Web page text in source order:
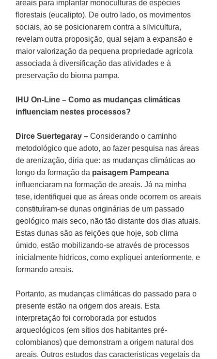
areais para implantar monoculturas de espécies
florestais (eucalipto). De outro lado, os movimentos
sociais, ao se posicionarem contra a silvicultura,
revelam outra proposição, qual sejam a expansão e
maior valorização da pequena propriedade agrícola
associada à diversificação das atividades e à
preservação do bioma pampa.
IHU On-Line – Como as mudanças climáticas
influenciam nestes processos?
Dirce Suertegaray – Considerando o caminho
metodológico que adoto, ao fazer pesquisa nas áreas
de arenização, diria que: as mudanças climáticas ao
longo da formação da paisagem Pampeana
influenciaram na formação de areais. Já na minha
tese, identifiquei que as áreas onde ocorrem os areais
constituíram-se dunas originárias de um passado
geológico mais seco, não tão distante dos dias atuais.
Estas dunas são as feições que hoje, sob clima
úmido, estão mobilizando-se através de processos
inicialmente hídricos, como expliquei anteriormente, e
formando areais.
Portanto, as mudanças climáticas do passado para o
presente estão na origem dos areais. Esta
interpretação foi corroborada por estudos
arqueológicos (em sítios dos habitantes pré-
colombianos) que demonstram a origem natural dos
areais. Outros estudos das características vegetais da